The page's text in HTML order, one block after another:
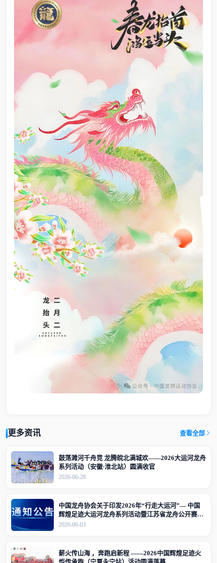
更多资讯 查看全部
鼓荡濉河千舟竞 龙腾皖北满城欢——2026大运河龙舟
系列活动（安徽·淮北站）圆满收官
2026-06-28
中国龙舟协会关于印发2026年“行走大运河”— 中国
辉煌足迹大运河龙舟系列活动暨江苏省龙舟公开赛
（江苏·宜兴站）竞赛规程的通知
2026-06-03
薪火传山海 ，奔跑启新程 ——2026中国辉煌足迹火